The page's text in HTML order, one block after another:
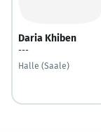
Daria Khiben
---
Halle (Saale)